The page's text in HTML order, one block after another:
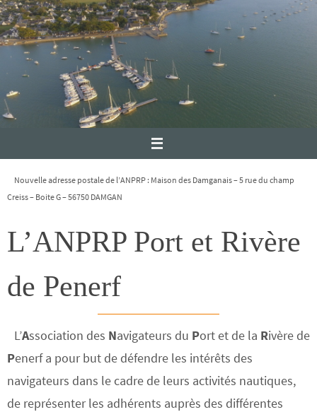
Nouvelle adresse postale de l’ANPRP : Maison des Damganais – 5 rue du champ
Creiss – Boite G – 56750 DAMGAN
L’ANPRP Port et Rivère
de Penerf
L’Association des Navigateurs du Port et de la Rivère de
Penerf a pour but de défendre les intérêts des
navigateurs dans le cadre de leurs activités nautiques,
de représenter les adhérents auprès des différentes